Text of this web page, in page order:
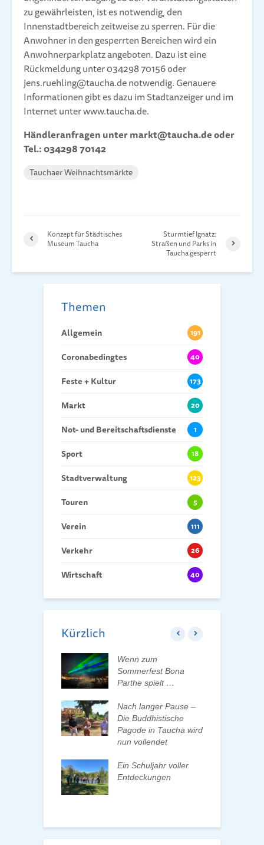
zu gewährleisten, ist es notwendig, den
Innenstadtbereich zeitweise zu sperren. Für die
Anwohner in den gesperrten Bereichen wird ein
Anwohnerparkplatz angeboten. Dazu ist eine
Rückmeldung unter 034298 70156 oder
jens.ruehling@taucha.de notwendig. Genauere
Informationen gibt es dazu im Stadtanzeiger und im
Internet unter www.taucha.de.
Händleranfragen unter markt@taucha.de oder
Tel.: 034298 70142
Tauchaer Weihnachtsmärkte
Konzept für Städtisches
Museum Taucha
Sturmtief Ignatz:
Straßen und Parks in
Taucha gesperrt
Themen
Allgemein 191
Coronabedingtes 40
Feste + Kultur 173
Markt 20
Not- und Bereitschaftsdienste 1
Sport 18
Stadtverwaltung 123
Touren 5
Verein 111
Verkehr 26
Wirtschaft 40
Kürzlich
Wenn zum
Sommerfest Bona
Parthe spielt …
Nach langer Pause –
Die Buddhistische
Pagode in Taucha wird
nun vollendet
Ein Schuljahr voller
Entdeckungen